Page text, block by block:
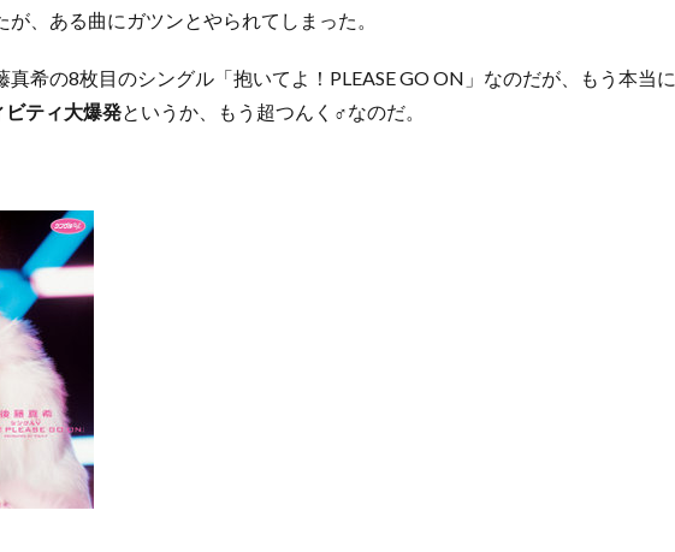
が、ある曲にガツンとやられてしまった。
真希の8枚目のシングル「抱いてよ！PLEASE GO ON」なのだが、もう本当に
ティ大爆発というか、もう超つんく♂なのだ。